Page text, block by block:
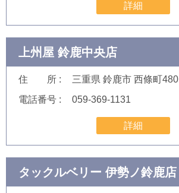
詳細
上州屋 鈴鹿中央店
住 所
三重県 鈴鹿市 西條町480
電話番号
059-369-1131
詳細
タックルベリー 伊勢ノ鈴鹿店